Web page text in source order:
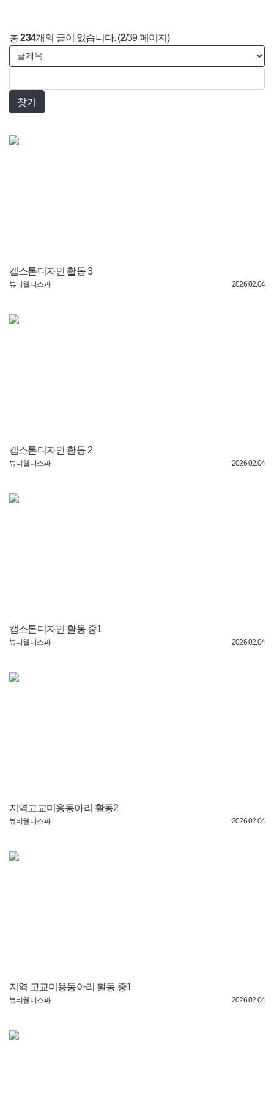
총234개의 글이 있습니다. (2/39 페이지)
캡스톤디자인 활동 3
뷰티웰니스과 2026.02.04
캡스톤디자인 활동 2
뷰티웰니스과 2026.02.04
캡스톤디자인 활동 중1
뷰티웰니스과 2026.02.04
지역고교미용동아리 활동2
뷰티웰니스과 2026.02.04
지역 고교미용동아리 활동 중1
뷰티웰니스과 2026.02.04